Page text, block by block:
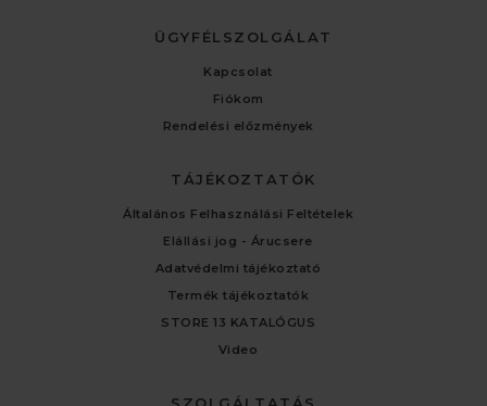
ÜGYFÉLSZOLGÁLAT
Kapcsolat
Fiókom
Rendelési előzmények
TÁJÉKOZTATÓK
Általános Felhasználási Feltételek
Elállási jog - Árucsere
Adatvédelmi tájékoztató
Termék tájékoztatók
STORE 13 KATALÓGUS
Video